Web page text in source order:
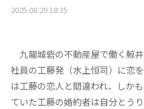
2025.08.29 18:35
九龍城砦の不動産屋で働く鯨
社員の工藤発（水上恒司）に恋
は工藤の恋人と間違われ、しか
ていた工藤の婚約者は自分とう